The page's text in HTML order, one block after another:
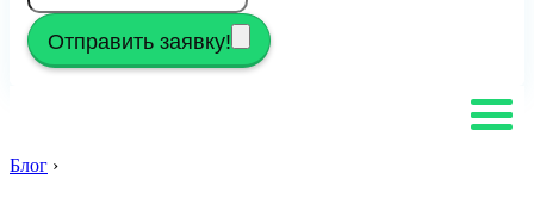
Отправить заявку!
Блог ›